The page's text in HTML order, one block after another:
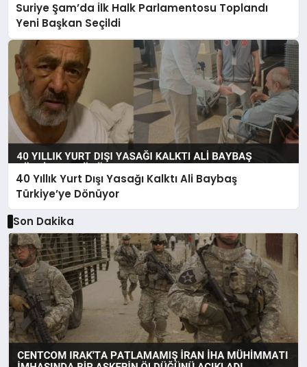
Suriye Şam’da İlk Halk Parlamentosu Toplandı
Yeni Başkan Seçildi
40 Yıllık Yurt Dışı Yasağı Kalktı Ali Baybaş
Türkiye’ye Dönüyor
Son Dakika